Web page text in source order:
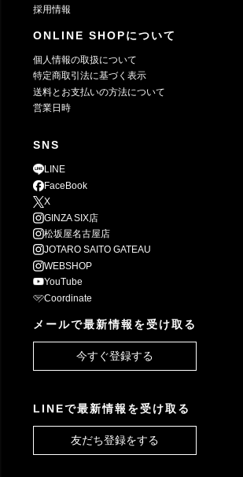
採用情報
ONLINE SHOPについて
個人情報の取扱について
特定商取引法に基づく表示
送料とお支払いの方法について
営業日時
SNS
LINE
FaceBook
X
GINZA SIX店
松坂屋名古屋店
JOTARO SAITO GATEAU
WEBSHOP
YouTube
Coordinate
メールで最新情報を受け取る
今すぐ登録する
LINEで最新情報を受け取る
友だち登録をする